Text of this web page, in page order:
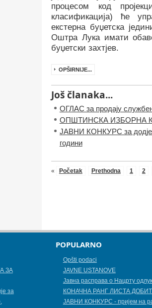
процесом код
класификација) ће
екстерна буџетска
Оштра Лука имати
буџетски захтјев.
OPŠIRNIJE...
Još članaka...
ОГЛАС за продају
ОПШТИНСКА ИЗБОРНА
ЈАВНИ КОНКУРС за
години
« Početak Prethodna 1 2
ЗА
за
POPULARNO
Opšti podaci
JAVNE USTANOVE
Јавна расправа о Нацрту
КОНАЧНА РАНГ ЛИСТА
ЈАВНИ КОНКУРС - пријем на